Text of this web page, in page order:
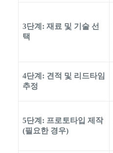
3단계: 재료 및 기술 선
택
4단계: 견적 및 리드타임
추정
5단계: 프로토타입 제작
(필요한 경우)